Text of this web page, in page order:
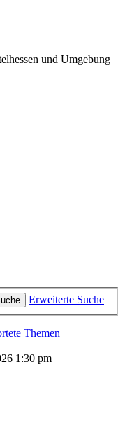
und Umgebung
Erweiterte Suche
Themen
1:30 pm